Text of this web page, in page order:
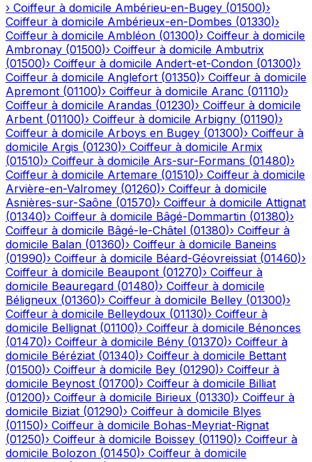
› Coiffeur à domicile Ambérieu-en-Bugey (01500)›
Coiffeur à domicile Ambérieux-en-Dombes (01330)›
Coiffeur à domicile Ambléon (01300)› Coiffeur à domicile
Ambronay (01500)› Coiffeur à domicile Ambutrix
(01500)› Coiffeur à domicile Andert-et-Condon (01300)›
Coiffeur à domicile Anglefort (01350)› Coiffeur à domicile
Apremont (01100)› Coiffeur à domicile Aranc (01110)›
Coiffeur à domicile Arandas (01230)› Coiffeur à domicile
Arbent (01100)› Coiffeur à domicile Arbigny (01190)›
Coiffeur à domicile Arboys en Bugey (01300)› Coiffeur à
domicile Argis (01230)› Coiffeur à domicile Armix
(01510)› Coiffeur à domicile Ars-sur-Formans (01480)›
Coiffeur à domicile Artemare (01510)› Coiffeur à domicile
Arvière-en-Valromey (01260)› Coiffeur à domicile
Asnières-sur-Saône (01570)› Coiffeur à domicile Attignat
(01340)› Coiffeur à domicile Bâgé-Dommartin (01380)›
Coiffeur à domicile Bâgé-le-Châtel (01380)› Coiffeur à
domicile Balan (01360)› Coiffeur à domicile Baneins
(01990)› Coiffeur à domicile Béard-Géovreissiat (01460)›
Coiffeur à domicile Beaupont (01270)› Coiffeur à
domicile Beauregard (01480)› Coiffeur à domicile
Béligneux (01360)› Coiffeur à domicile Belley (01300)›
Coiffeur à domicile Belleydoux (01130)› Coiffeur à
domicile Bellignat (01100)› Coiffeur à domicile Bénonces
(01470)› Coiffeur à domicile Bény (01370)› Coiffeur à
domicile Béréziat (01340)› Coiffeur à domicile Bettant
(01500)› Coiffeur à domicile Bey (01290)› Coiffeur à
domicile Beynost (01700)› Coiffeur à domicile Billiat
(01200)› Coiffeur à domicile Birieux (01330)› Coiffeur à
domicile Biziat (01290)› Coiffeur à domicile Blyes
(01150)› Coiffeur à domicile Bohas-Meyriat-Rignat
(01250)› Coiffeur à domicile Boissey (01190)› Coiffeur à
domicile Bolozon (01450)› Coiffeur à domicile